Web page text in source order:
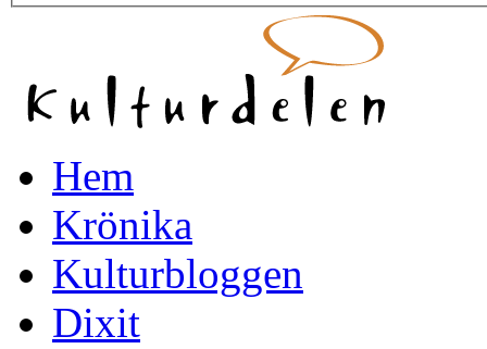
Hem
Krönika
Kulturbloggen
Dixit